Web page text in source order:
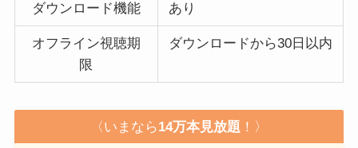
ダウンロード機能 あり
オフライン視聴期
限
ダウンロードから30日以内
〈いまなら14万本見放題 ！〉